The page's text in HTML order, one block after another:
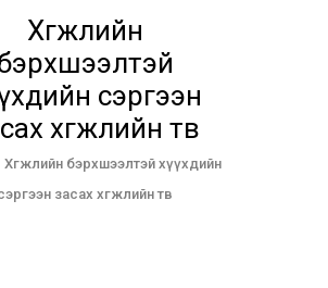
Хөгжлийн
сэргээн
хөгжлийн төв
Хөгжлийн бэрхшээлтэй хүүхдийн
засах хөгжлийн төв